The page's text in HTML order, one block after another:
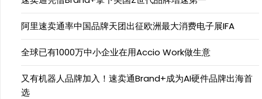
阿里速卖通率中国品牌天团出征欧洲最大消费电子展IFA
全球已有1000万中小企业在用Accio Work做生意
又有机器人品牌加入！速卖通Brand+成为AI硬件品牌出海首
选